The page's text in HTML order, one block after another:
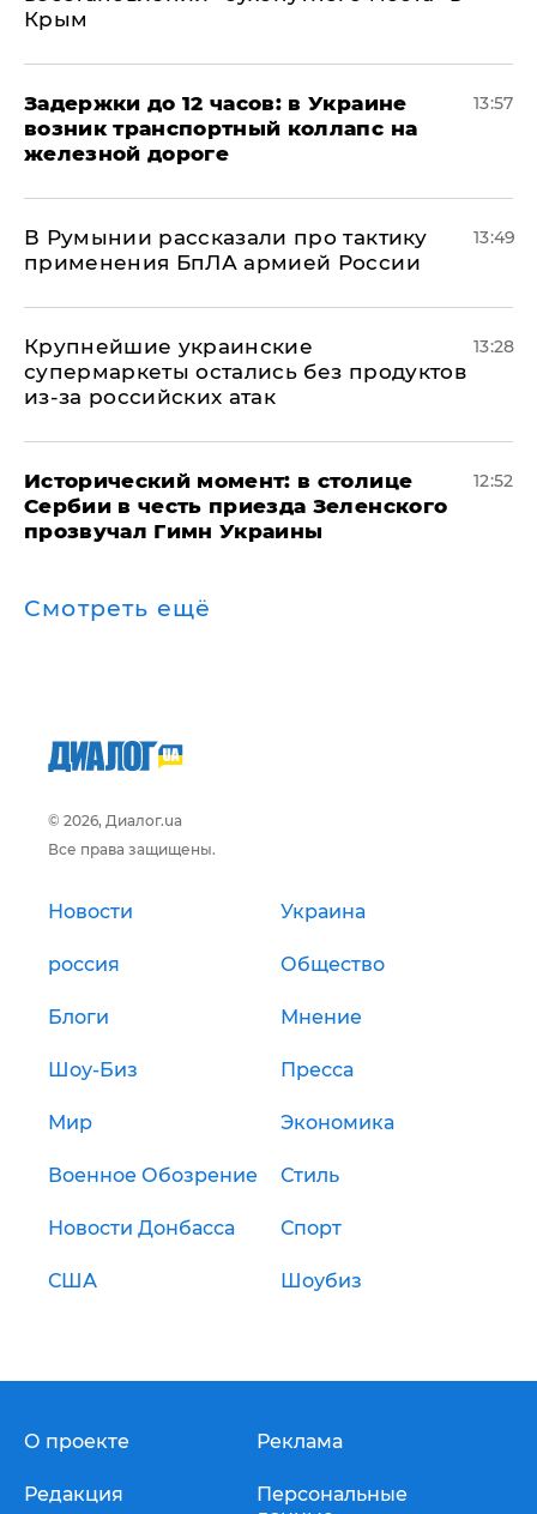
Крым
Задержки до 12 часов: в Украине
возник транспортный коллапс на
железной дороге
13:57
В Румынии рассказали про тактику
применения БпЛА армией России
13:49
Крупнейшие украинские
супермаркеты остались без продуктов
из-за российских атак
13:28
Исторический момент: в столице
Сербии в честь приезда Зеленского
прозвучал Гимн Украины
12:52
Смотреть ещё
© 2026, Диалог.ua
Все права защищены.
Новости Украина
россия Общество
Блоги Мнение
Шоу-Биз Пресса
Мир Экономика
Военное Обозрение Стиль
Новости Донбасса Спорт
США Шоубиз
О проекте
Редакция
Реклама
Персональные